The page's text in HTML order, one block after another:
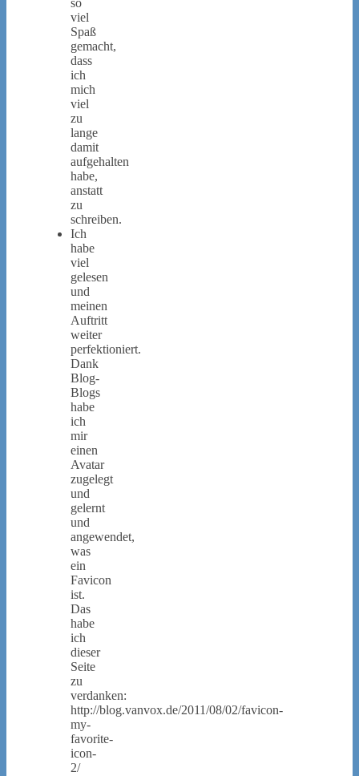
so
viel
Spaß
gemacht,
dass
ich
mich
viel
zu
lange
damit
aufgehalten
habe,
anstatt
zu
schreiben.
Ich
habe
viel
gelesen
und
meinen
Auftritt
weiter
perfektioniert.
Dank
Blog-
Blogs
habe
ich
mir
einen
Avatar
zugelegt
und
gelernt
und
angewendet,
was
ein
Favicon
ist.
Das
habe
ich
dieser
Seite
zu
verdanken:
http://blog.vanvox.de/2011/08/02/favicon-
my-
favorite-
icon-
2/